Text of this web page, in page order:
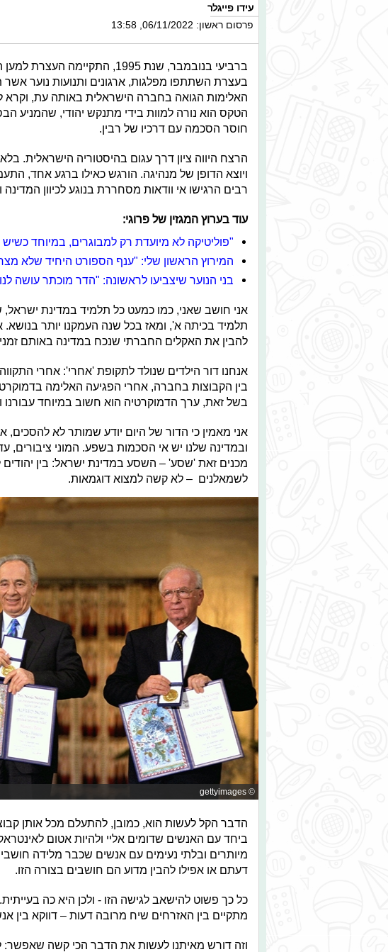
עידו פייגלר
פרסום ראשון: 06/11/2022, 13:58
ברביעי בנובמבר, שנת 1995,
בעצרת השתתפו מפלגות, ארגונים ותנועות נוער אשר
האלימות הגואה בחברה הישראלית באותה עת, וקרא
הטקס הוא נורה למוות בידי מתנקש יהודי, שהמניע
חוסר הסכמה עם דרכיו של רבין.
הרצח היווה ציון דרך עגום בהיסטוריה הישראלית.
ויוצא הדופן של מנהיגה. הורגש כאילו ברגע אחד,
רבים הרגישו אי וודאות מסחררת בנוגע לכיוון
עוד בערוץ המגזין של פרוגי:
"פוליטיקה לא מיועדת רק למבוגרים, במיוחד
המירוץ הראשון שלי: "ענף הספורט היחיד שלא
בני הנוער שיצביעו לראשונה: "הדר מוכתר עושה
אני חושב שאני, כמו כמעט כל תלמיד במדינת ישראל,
תלמיד בכיתה א', ומאז בכל שנה העמקנו יותר בנושא.
להבין את האקלים החברתי שנכח במדינה באותם
אנחנו דור הילדים שנולד לתקופת 'אחרי': אחרי
בין הקבוצות בחברה, אחרי הפגיעה האלימה
בשל זאת, ערך הדמוקרטיה הוא חשוב במיוחד עבורנו
אני מאמין כי הדור של היום יודע שמותר לא
ובמדינה שלנו יש אי הסכמות בשפע. המוני ציבורים,
מכנים זאת 'שסע' – השסע במדינת ישראל: בין יהודים
לשמאלנים – לא קשה למצוא דוגמאות.
© gettyimages
הדבר הקל לעשות הוא, כמובן, להתעלם מכל אותן
ביחד עם האנשים שדומים אליי ולהיות אטום
מיותרים ובלתי נעימים עם אנשים שכבר מלידה
דעתם או אפילו להבין מדוע הם חושבים בצורה הזו.
כל כך פשוט להישאב לגישה הזו - ולכן היא כה
מתקיים בין האזרחים שיח מרובה דעות – דווקא בין
וזה דורש מאיתנו לעשות את הדבר הכי קשה שאפשר: